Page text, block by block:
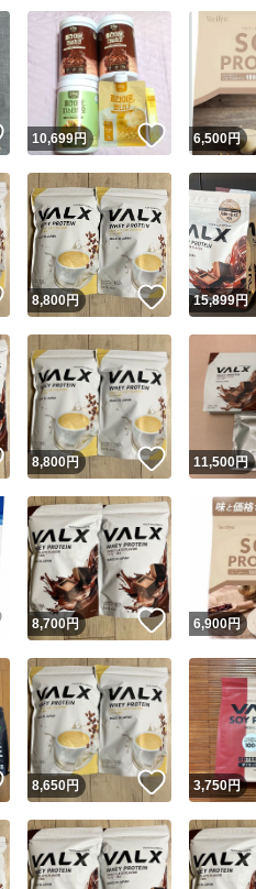
いいね！
10,699円 いいね！
6,500円
いいね！
8,800円 いいね！
15,899円
いいね！
8,800円 いいね！
11,500円
いいね！
8,700円 いいね！
6,900円
いいね！
8,650円 いいね！
3,750円